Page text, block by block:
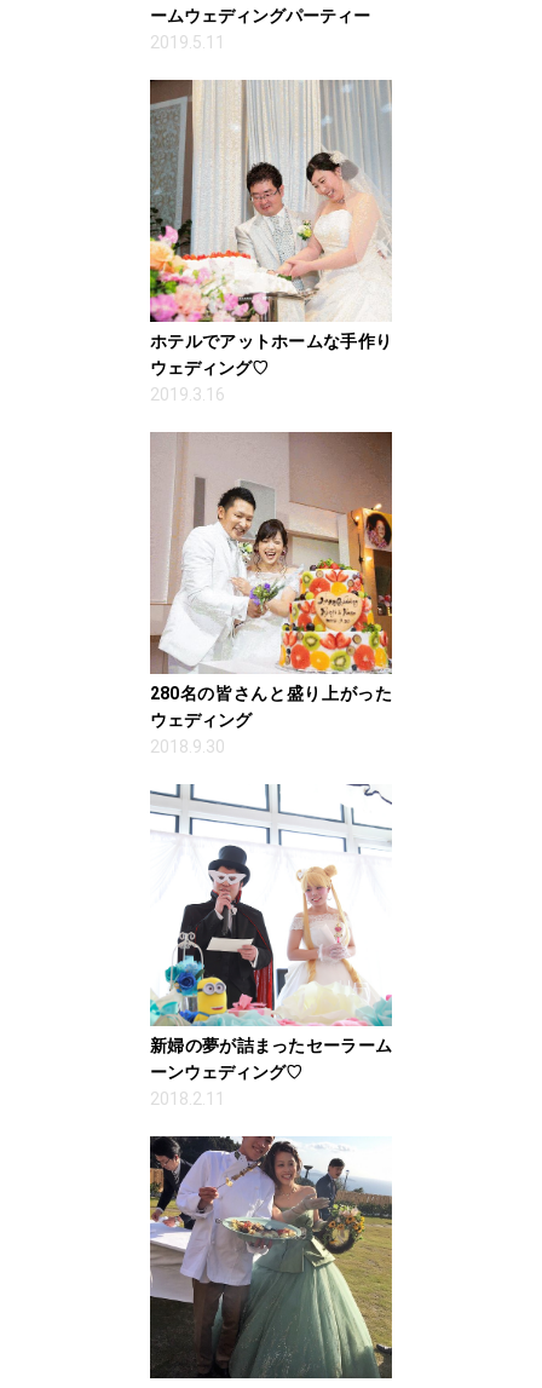
ームウェディングパーティー
2019.5.11
ホテルでアットホームな手作り
ウェディング♡
2019.3.16
280名の皆さんと盛り上がった
ウェディング
2018.9.30
新婦の夢が詰まったセーラーム
ーンウェディング♡
2018.2.11